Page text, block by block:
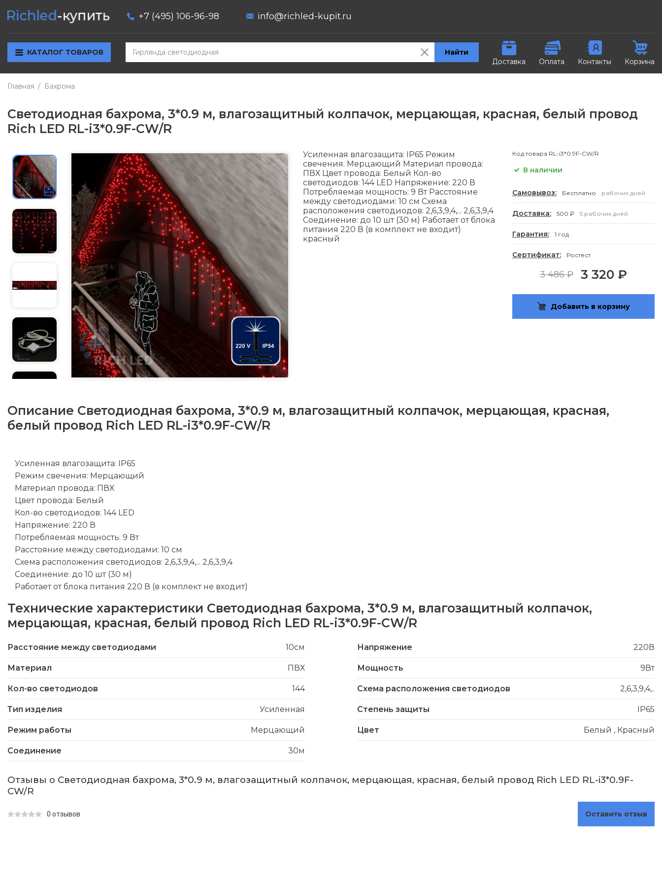
+7 (495) 106-96-98 info@richled-kupit.ru
КАТАЛОГ ТОВАРОВ
Найти
Доставка
Оплата Контакты Корзина
Главная Бахрома
Светодиодная бахрома, 3*0.9 м, влагозащитный колпачок, мерцающая, красная, белый провод
Rich LED RL-i3*0.9F-CW/R
Усиленная влагозащита: IP65 Режим
свечения: Мерцающий Материал провода:
ПВХ Цвет провода: Белый Кол-во
светодиодов: 144 LED Напряжение: 220 В
Потребляемая мощность: 9 Вт Расстояние
между светодиодами: 10 см Схема
расположения светодиодов: 2,6,3,9,4,... 2,6,3,9,4
Соединение: до 10 шт (30 м) Работает от блока
питания 220 В (в комплект не входит)
красный
Код товара RL-i3*0.9F-CW/R
В наличии
Самовывоз: Бесплатно рабочих дней
Доставка: 500 ₽ 5 рабочих дней
Гарантия: 1 год
Сертификат: Ростест
3 486 ₽ 3 320 ₽
Добавить в корзину
Описание Светодиодная бахрома, 3*0.9 м, влагозащитный колпачок, мерцающая, красная,
белый провод Rich LED RL-i3*0.9F-CW/R
Усиленная влагозащита: IP65
Режим свечения: Мерцающий
Материал провода: ПВХ
Цвет провода: Белый
Кол-во светодиодов: 144 LED
Напряжение: 220 В
Потребляемая мощность: 9 Вт
Расстояние между светодиодами: 10 см
Схема расположения светодиодов: 2,6,3,9,4,... 2,6,3,9,4
Соединение: до 10 шт (30 м)
Работает от блока питания 220 В (в комплект не входит)
Технические характеристики Светодиодная бахрома, 3*0.9 м, влагозащитный колпачок,
мерцающая, красная, белый провод Rich LED RL-i3*0.9F-CW/R
Расстояние между светодиодами 10см Напряжение 220В
Материал ПВХ Мощность 9Вт
Кол-во светодиодов 144 Схема расположения светодиодов 2,6,3,9,4,..
Тип изделия Усиленная Степень защиты IP65
Режим работы Мерцающий Цвет Белый , Красный
Соединение 30м
Отзывы о Светодиодная бахрома, 3*0.9 м, влагозащитный колпачок, мерцающая, красная, белый провод Rich LED RL-i3*0.9F-
CW/R
0 отзывов Оставить отзыв